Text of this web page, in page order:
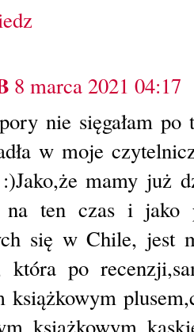
8 marca 2021 04:17
nie sięgałam
w moje
mamy już
na ten czas i jako
się w Chile, jest
która po